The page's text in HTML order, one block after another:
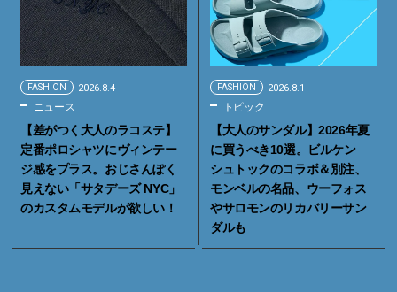
FASHION 2026.8.4
ニュース
【差がつく大人のラコステ】
定番ポロシャツにヴィンテー
ジ感をプラス。おじさんぽく
見えない「サタデーズ NYC」
のカスタムモデルが欲しい！
FASHION 2026.8.1
トピック
【大人のサンダル】2026年夏
に買うべき10選。ビルケン
シュトックのコラボ＆別注、
モンベルの名品、ウーフォス
やサロモンのリカバリーサン
ダルも